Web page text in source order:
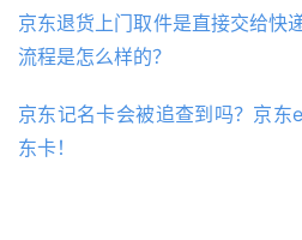
京东退货上门取件是直接交给快
流程是怎么样的？
京东记名卡会被追查到吗？京东
东卡！